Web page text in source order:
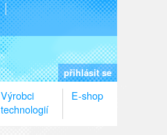
přihlásit se
Výrobci
technologií
E-shop